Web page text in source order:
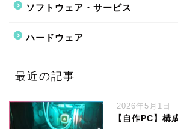
ソフトウェア・サービス
ハードウェア
最近の記事
2026年5月1日
【自作PC】構